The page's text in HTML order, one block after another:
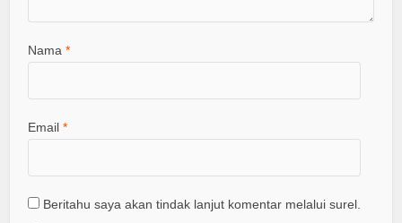
Nama*
Email*
Beritahu saya akan tindak lanjut komentar melalui surel.